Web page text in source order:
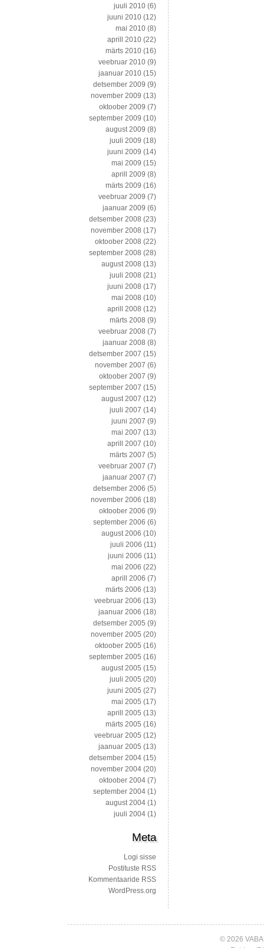
juuli 2010 (6)
juuni 2010 (12)
mai 2010 (8)
aprill 2010 (22)
märts 2010 (16)
veebruar 2010 (9)
jaanuar 2010 (15)
detsember 2009 (9)
november 2009 (13)
oktoober 2009 (7)
september 2009 (10)
august 2009 (8)
juuli 2009 (18)
juuni 2009 (14)
mai 2009 (15)
aprill 2009 (8)
märts 2009 (16)
veebruar 2009 (7)
jaanuar 2009 (6)
detsember 2008 (23)
november 2008 (17)
oktoober 2008 (22)
september 2008 (28)
august 2008 (13)
juuli 2008 (21)
juuni 2008 (17)
mai 2008 (10)
aprill 2008 (12)
märts 2008 (9)
veebruar 2008 (7)
jaanuar 2008 (8)
detsember 2007 (15)
november 2007 (6)
oktoober 2007 (9)
september 2007 (15)
august 2007 (12)
juuli 2007 (14)
juuni 2007 (9)
mai 2007 (13)
aprill 2007 (10)
märts 2007 (5)
veebruar 2007 (7)
jaanuar 2007 (7)
detsember 2006 (5)
november 2006 (18)
oktoober 2006 (9)
september 2006 (6)
august 2006 (10)
juuli 2006 (11)
juuni 2006 (11)
mai 2006 (22)
aprill 2006 (7)
märts 2006 (13)
veebruar 2006 (13)
jaanuar 2006 (18)
detsember 2005 (9)
november 2005 (20)
oktoober 2005 (16)
september 2005 (16)
august 2005 (15)
juuli 2005 (20)
juuni 2005 (27)
mai 2005 (17)
aprill 2005 (13)
märts 2005 (16)
veebruar 2005 (12)
jaanuar 2005 (13)
detsember 2004 (15)
november 2004 (20)
oktoober 2004 (7)
september 2004 (1)
august 2004 (1)
juuli 2004 (1)
Meta
Logi sisse
Postituste RSS
Kommentaaride RSS
WordPress.org
© 2026